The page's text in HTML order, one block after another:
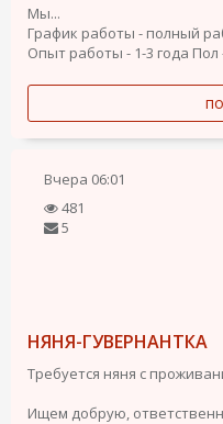
Мы...
График работы - полный
Опыт работы - 1-3 года Пол
Вчера 06:01
481
5
НЯНЯ-ГУВЕРНАНТКА
Требуется няня с
Ищем добрую,